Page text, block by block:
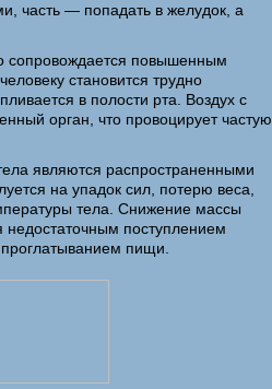
часть — попадать в желудок, а
сопровождается повышенным
становится трудно
в полости рта. Воздух с
орган, что провоцирует частую
являются распространенными
на упадок сил, потерю веса,
тела. Снижение массы
недостаточным поступлением
пищи.